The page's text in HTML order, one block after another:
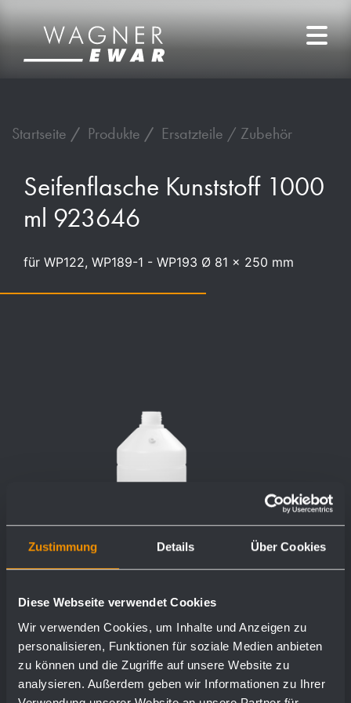
Zustimmung Details Über Cookies
Diese Webseite verwendet Cookies
Wir verwenden Cookies, um Inhalte und Anzeigen zu
personalisieren, Funktionen für soziale Medien anbieten
zu können und die Zugriffe auf unsere Website zu
analysieren. Außerdem geben wir Informationen zu Ihrer
Startseite Produkte Ersatzteile / Zubehör
Seifenflasche Kunststoff 1000
ml 923646
für WP122, WP189-1 - WP193 Ø 81 x 250 mm